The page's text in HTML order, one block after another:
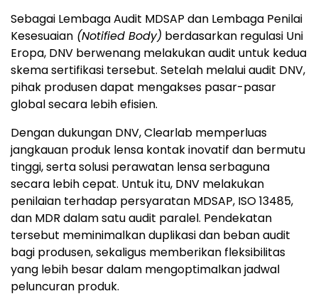
Sebagai Lembaga Audit MDSAP dan Lembaga Penilai
Kesesuaian (Notified Body) berdasarkan regulasi Uni
Eropa, DNV berwenang melakukan audit untuk kedua
skema sertifikasi tersebut. Setelah melalui audit DNV,
pihak produsen dapat mengakses pasar-pasar
global secara lebih efisien.
Dengan dukungan DNV, Clearlab memperluas
jangkauan produk lensa kontak inovatif dan bermutu
tinggi, serta solusi perawatan lensa serbaguna
secara lebih cepat. Untuk itu, DNV melakukan
penilaian terhadap persyaratan MDSAP, ISO 13485,
dan MDR dalam satu audit paralel. Pendekatan
tersebut meminimalkan duplikasi dan beban audit
bagi produsen, sekaligus memberikan fleksibilitas
yang lebih besar dalam mengoptimalkan jadwal
peluncuran produk.